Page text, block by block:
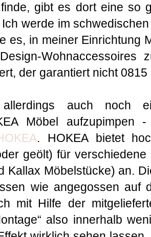
gibt es dort eine so
werde im
es, in meiner Einrichtung
der garantiert nicht
auch noch
Möbel
. HOKEA bietet
geölt) für verschiedene
Kallax Möbelstücke) an.
wie angegossen auf
mit Hilfe der
also innerhalb